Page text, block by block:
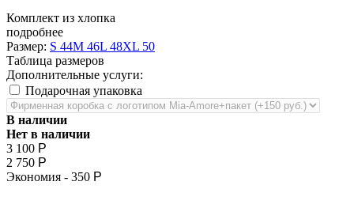
Комплект из хлопка
подробнее
Размер: S 44M 46L 48XL 50
Таблица размеров
Дополнительные услуги:
Подарочная упаковка
В наличии
Нет в наличии
3 100 Р
2 750 Р
Экономия - 350 Р